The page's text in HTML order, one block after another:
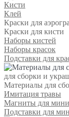
Кисти
Клей
Краски для
Краски для кисти
Наборы кистей
Наборы красок
Подставки для
для сборки и
Материалы для
Имитация травы
Магниты для
Подставки для